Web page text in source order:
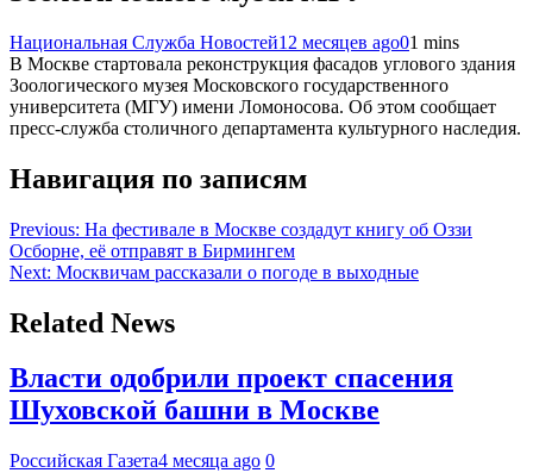
Национальная Служба Новостей12 месяцев ago01 mins
В Москве стартовала реконструкция фасадов углового здания
Зоологического музея Московского государственного
университета (МГУ) имени Ломоносова. Об этом сообщает
пресс-служба столичного департамента культурного наследия.
Навигация по записям
Previous: На фестивале в Москве создадут книгу об Оззи
Осборне, её отправят в Бирмингем
Next: Москвичам рассказали о погоде в выходные
Related News
Власти одобрили проект спасения
Шуховской башни в Москве
Российская Газета4 месяца ago 0